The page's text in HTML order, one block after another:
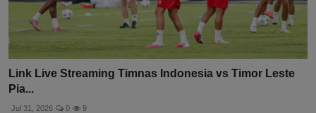
Link Live Streaming Timnas Indonesia vs Timor Leste
Pia...
Jul 31, 2026 0 9